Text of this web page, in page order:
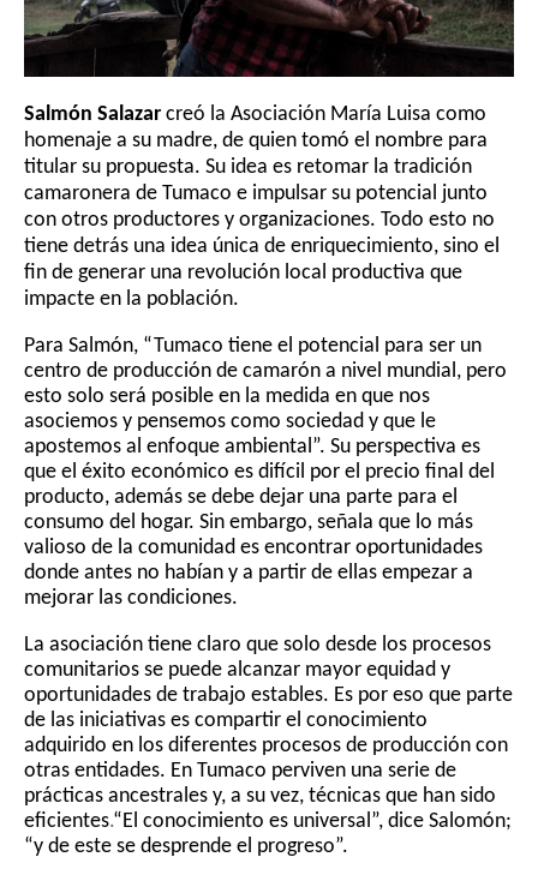
Salmón Salazar creó la Asociación María Luisa como
homenaje a su madre, de quien tomó el nombre para
titular su propuesta. Su idea es retomar la tradición
camaronera de Tumaco e impulsar su potencial junto
con otros productores y organizaciones. Todo esto no
tiene detrás una idea única de enriquecimiento, sino el
fin de generar una revolución local productiva que
impacte en la población.
Para Salmón, “Tumaco tiene el potencial para ser un
centro de producción de camarón a nivel mundial, pero
esto solo será posible en la medida en que nos
asociemos y pensemos como sociedad y que le
apostemos al enfoque ambiental”. Su perspectiva es
que el éxito económico es difícil por el precio final del
producto, además se debe dejar una parte para el
consumo del hogar. Sin embargo, señala que lo más
valioso de la comunidad es encontrar oportunidades
donde antes no habían y a partir de ellas empezar a
mejorar las condiciones.
La asociación tiene claro que solo desde los procesos
comunitarios se puede alcanzar mayor equidad y
oportunidades de trabajo estables. Es por eso que parte
de las iniciativas es compartir el conocimiento
adquirido en los diferentes procesos de producción con
otras entidades. En Tumaco perviven una serie de
prácticas ancestrales y, a su vez, técnicas que han sido
eficientes.“El conocimiento es universal”, dice Salomón;
“y de este se desprende el progreso”.